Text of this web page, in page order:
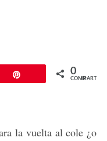
0
COMPARTIR
la vuelta al cole ¿o